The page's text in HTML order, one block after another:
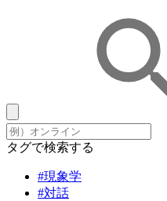
タグで検索する
#現象学
#対話